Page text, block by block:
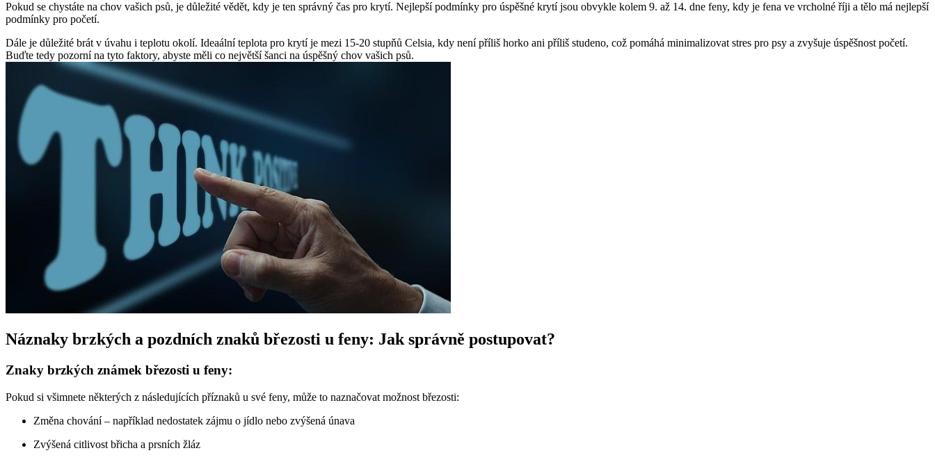
Pokud se chystáte na chov vašich psů, je důležité vědět, kdy je ten správný čas pro krytí. Nejlepší podmínky pro úspěšné krytí jsou obvykle kolem 9. až 14. dne feny, kdy je fena ve vrcholné říji a tělo má nejlepší
podmínky pro početí.
Dále je důležité brát v úvahu i teplotu okolí. Ideaální teplota pro krytí je mezi 15-20 stupňů Celsia, kdy není příliš horko ani příliš studeno, což pomáhá minimalizovat stres pro psy a zvyšuje úspěšnost početí.
Buďte tedy pozorní na tyto faktory, abyste měli co největší šanci na úspěšný chov vašich psů.
Náznaky brzkých a pozdních znaků březosti u feny: Jak správně postupovat?
Znaky brzkých známek březosti u feny:
Pokud si všimnete některých z následujících příznaků u své feny, může to naznačovat možnost březosti:
Změna chování – například nedostatek zájmu o jídlo nebo zvýšená únava
Zvýšená citlivost břicha a prsních žláz